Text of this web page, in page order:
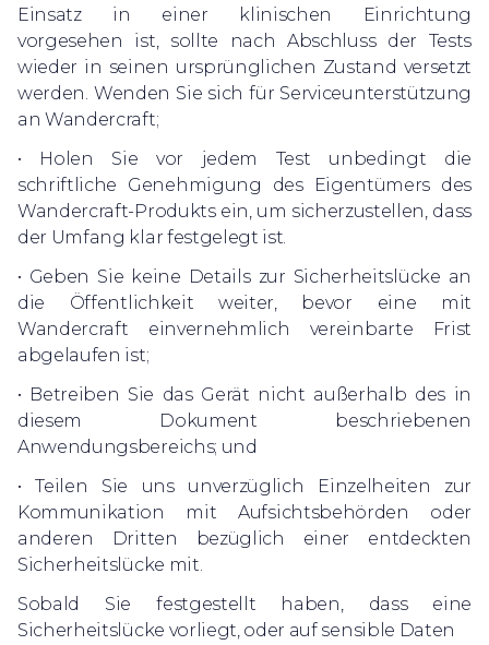
Einsatz in einer klinischen Einrichtung
vorgesehen ist, sollte nach Abschluss der Tests
wieder in seinen ursprünglichen Zustand versetzt
werden. Wenden Sie sich für Serviceunterstützung
an Wandercraft;
• Holen Sie vor jedem Test unbedingt die
schriftliche Genehmigung des Eigentümers des
Wandercraft-Produkts ein, um sicherzustellen, dass
der Umfang klar festgelegt ist.
• Geben Sie keine Details zur Sicherheitslücke an
die Öffentlichkeit weiter, bevor eine mit
Wandercraft einvernehmlich vereinbarte Frist
abgelaufen ist;
• Betreiben Sie das Gerät nicht außerhalb des in
diesem Dokument beschriebenen
Anwendungsbereichs; und
• Teilen Sie uns unverzüglich Einzelheiten zur
Kommunikation mit Aufsichtsbehörden oder
anderen Dritten bezüglich einer entdeckten
Sicherheitslücke mit.
Sobald Sie festgestellt haben, dass eine
Sicherheitslücke vorliegt, oder auf sensible Daten